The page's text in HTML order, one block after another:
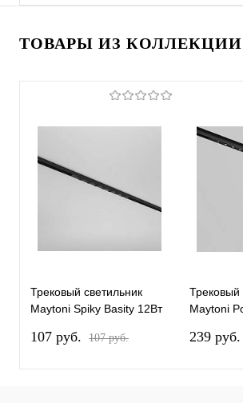
ТОВАРЫ ИЗ КОЛЛЕКЦИИ
Трековый светильник
Maytoni Spiky Basity 12Вт
107 pуб. 107 pуб.
Трековый
Maytoni
239 pуб.